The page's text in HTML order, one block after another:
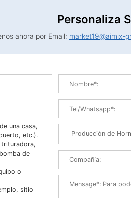
Personaliza
ahora por Email: market19@aimix-
una casa,
etc.).
de
o
sitio